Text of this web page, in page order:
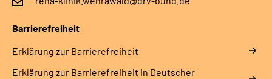
Barrierefreiheit
Erklärung zur Barrierefreiheit
Erklärung zur Barrierefreiheit in Deutscher